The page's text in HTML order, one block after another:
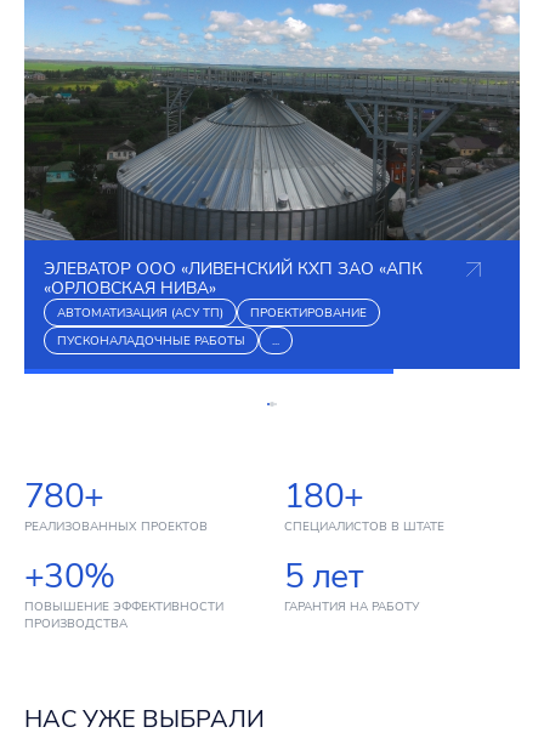
ЭЛЕВАТОР ООО «ЛИВЕНСКИЙ КХП ЗАО «АПК
«ОРЛОВСКАЯ НИВА»
АВТОМАТИЗАЦИЯ (АСУ ТП)
ПРОЕКТИРОВАНИЕ
ПУСКОНАЛАДОЧНЫЕ РАБОТЫ
...
780+
РЕАЛИЗОВАННЫХ ПРОЕКТОВ
180+
СПЕЦИАЛИСТОВ В ШТАТЕ
+30%
ПОВЫШЕНИЕ ЭФФЕКТИВНОСТИ
ПРОИЗВОДСТВА
5 лет
ГАРАНТИЯ НА РАБОТУ
НАС УЖЕ ВЫБРАЛИ